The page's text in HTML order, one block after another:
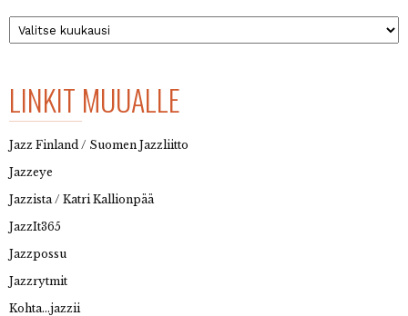
Arkisto
LINKIT MUUALLE
Jazz Finland / Suomen Jazzliitto
Jazzeye
Jazzista / Katri Kallionpää
JazzIt365
Jazzpossu
Jazzrytmit
Kohta…jazzii